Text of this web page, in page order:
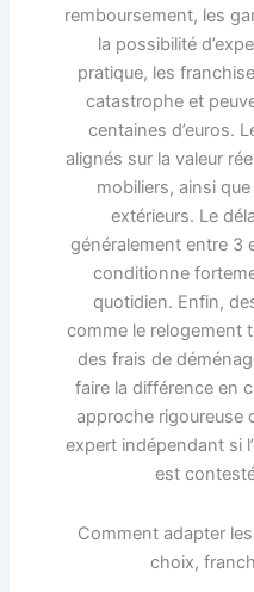
remboursement, les
la possibilité
pratique, les
catastrophe et
centaines d’euros.
alignés sur la valeur
mobiliers, ainsi
extérieurs. Le
généralement entre 3
conditionne
quotidien. Enfin,
comme le relogement
des frais de
faire la différence en
approche rigoureuse
expert indépendant si
est
Comment adapter
choix,